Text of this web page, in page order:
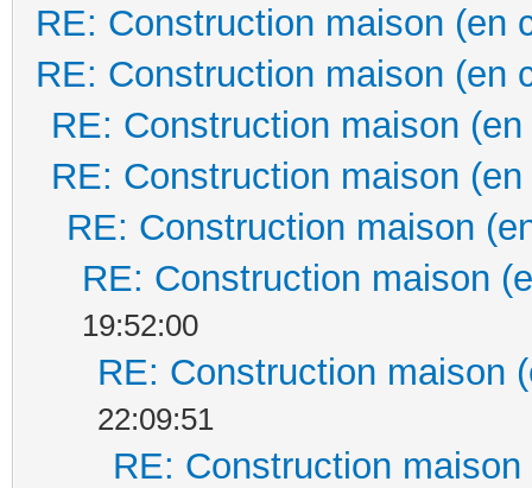
RE: Construction maison (en
RE: Construction maison (en
RE: Construction maison
RE: Construction maison
RE: Construction maison
RE: Construction maison
19:52:00
RE: Construction maison
22:09:51
RE: Construction